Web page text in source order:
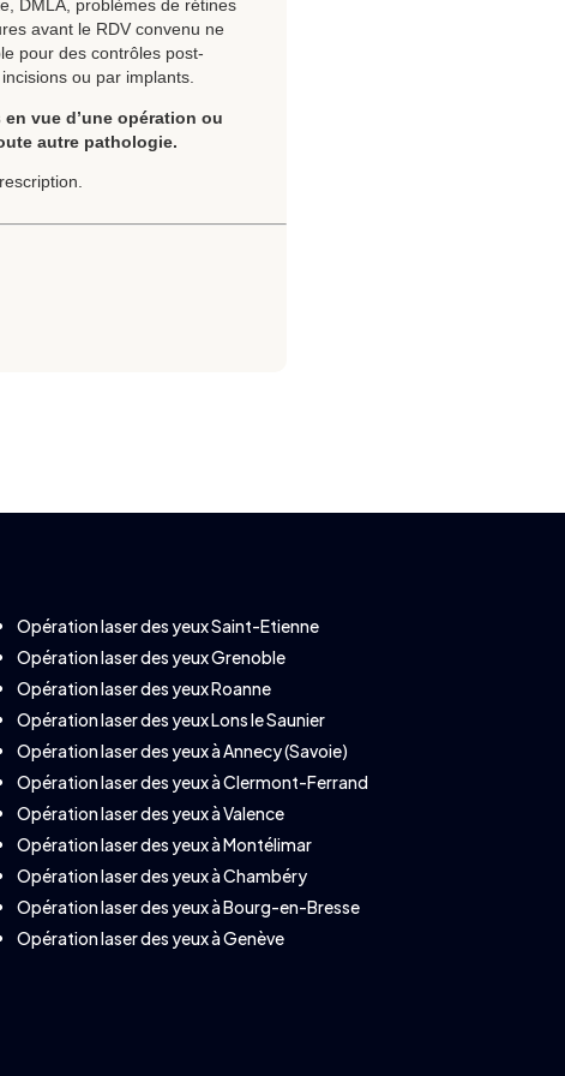
DMLA, problèmes de rétines
avant le RDV convenu ne
pour des contrôles post-
ou par implants.
vue d’une opération ou
autre pathologie.
Opération laser des yeux Saint-Etienne
Opération laser des yeux Grenoble
Opération laser des yeux Roanne
Opération laser des yeux Lons le Saunier
Opération laser des yeux à Annecy (Savoie)
Opération laser des yeux à Clermont-Ferrand
Opération laser des yeux à Valence
Opération laser des yeux à Montélimar
Opération laser des yeux à Chambéry
Opération laser des yeux à Bourg-en-Bresse
Opération laser des yeux à Genève